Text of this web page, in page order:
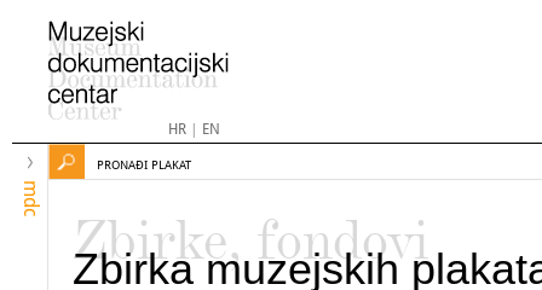
HR| EN
mdc
PRONAĐI PLAKAT
Zbirke, fondovi
Zbirka muzejskih